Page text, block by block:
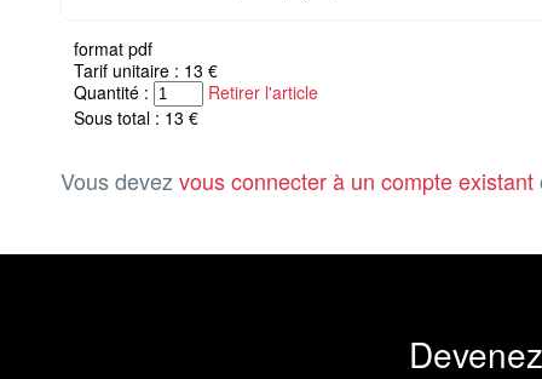
format pdf
Tarif unitaire : 13 €
Quantité :
Retirer l'article
Sous total : 13 €
Vous devez vous connecter à un compte existant